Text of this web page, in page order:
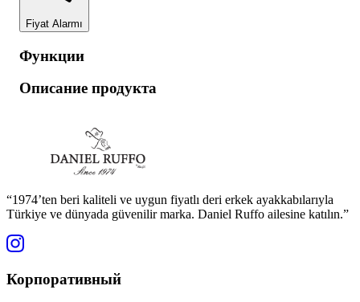
Fiyat Alarmı
Функции
Описание продукта
“1974’ten beri kaliteli ve uygun fiyatlı deri erkek ayakkabılarıyla
Türkiye ve dünyada güvenilir marka. Daniel Ruffo ailesine katılın.”
Корпоративный